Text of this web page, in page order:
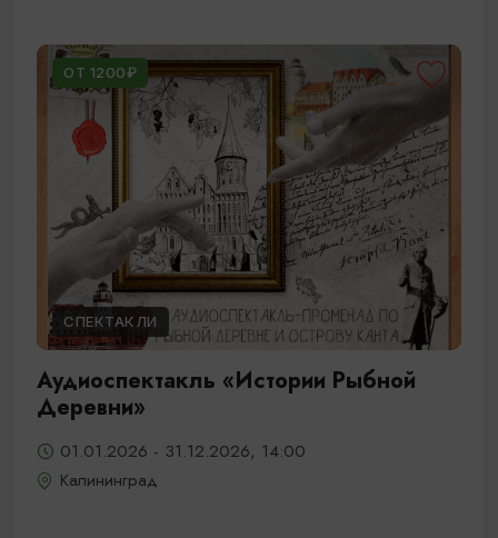
ОТ 1200₽
СПЕКТАКЛИ
Аудиоспектакль «Истории Рыбной
Деревни»
01.01.2026 - 31.12.2026, 14:00
Калининград